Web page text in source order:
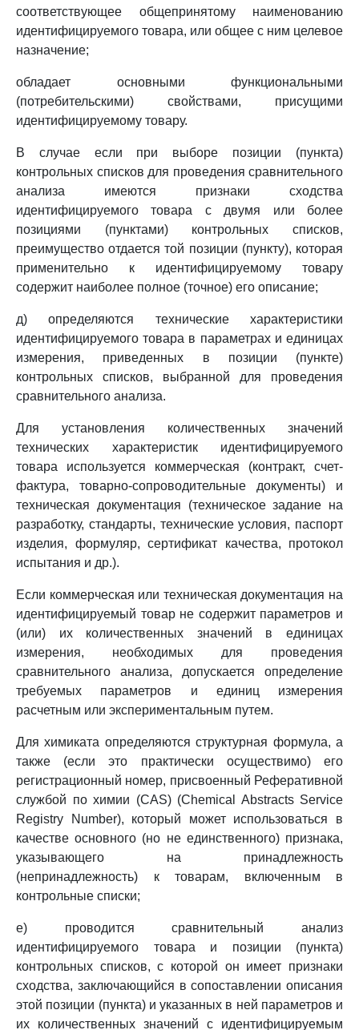
соответствующее общепринятому наименованию
идентифицируемого товара, или общее с ним целевое
назначение;
обладает основными функциональными
(потребительскими) свойствами, присущими
идентифицируемому товару.
В случае если при выборе позиции (пункта)
контрольных списков для проведения сравнительного
анализа имеются признаки сходства
идентифицируемого товара с двумя или более
позициями (пунктами) контрольных списков,
преимущество отдается той позиции (пункту), которая
применительно к идентифицируемому товару
содержит наиболее полное (точное) его описание;
д) определяются технические характеристики
идентифицируемого товара в параметрах и единицах
измерения, приведенных в позиции (пункте)
контрольных списков, выбранной для проведения
сравнительного анализа.
Для установления количественных значений
технических характеристик идентифицируемого
товара используется коммерческая (контракт, счет-
фактура, товарно-сопроводительные документы) и
техническая документация (техническое задание на
разработку, стандарты, технические условия, паспорт
изделия, формуляр, сертификат качества, протокол
испытания и др.).
Если коммерческая или техническая документация на
идентифицируемый товар не содержит параметров и
(или) их количественных значений в единицах
измерения, необходимых для проведения
сравнительного анализа, допускается определение
требуемых параметров и единиц измерения
расчетным или экспериментальным путем.
Для химиката определяются структурная формула, а
также (если это практически осуществимо) его
регистрационный номер, присвоенный Реферативной
службой по химии (CAS) (Chemical Abstracts Service
Registry Number), который может использоваться в
качестве основного (но не единственного) признака,
указывающего на принадлежность
(непринадлежность) к товарам, включенным в
контрольные списки;
е) проводится сравнительный анализ
идентифицируемого товара и позиции (пункта)
контрольных списков, с которой он имеет признаки
сходства, заключающийся в сопоставлении описания
этой позиции (пункта) и указанных в ней параметров и
их количественных значений с идентифицируемым